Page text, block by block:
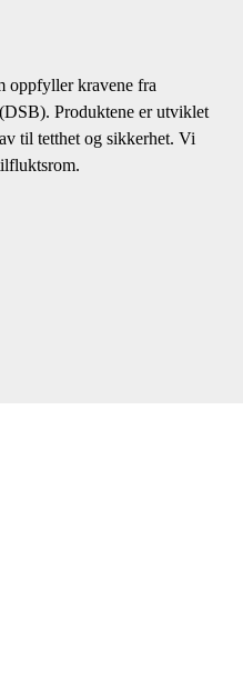
oppfyller kravene fra
Produktene er utviklet
til tetthet og sikkerhet. Vi